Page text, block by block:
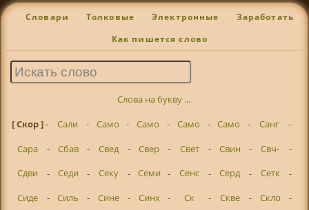
Словари Толковые Электронные Заработать
Как пишется слово
Слова на букву ...
[ Скор ]- Сали - Само - Само - Само - Само - Санг
-
Сара
- Сбав - Свед - Свер - Свет - Свин - Свч-
-
Сдви
- Седи - Секу - Семи - Сенс - Серд - Сетк
-
Сиде
- Силь - Сине - Синх - Ск - Скве - Скло
-